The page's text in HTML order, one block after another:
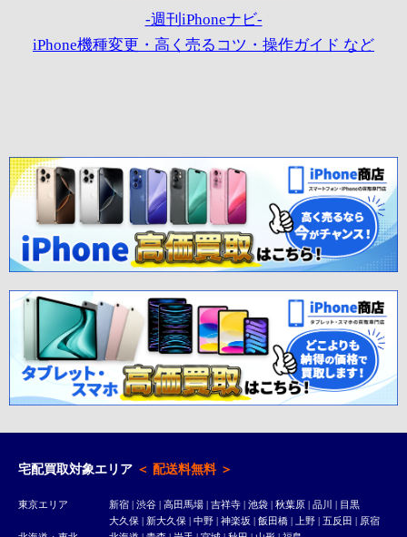
-週刊iPhoneナビ-
iPhone機種変更・高く売るコツ・操作ガイド など
宅配買取対象エリア ＜ 配送料無料 ＞
東京エリア 新宿 | 渋谷 | 高田馬場 | 吉祥寺 | 池袋 | 秋葉原 | 品川 | 目黒
大久保 | 新大久保 | 中野 | 神楽坂 | 飯田橋 | 上野 | 五反田 | 原宿